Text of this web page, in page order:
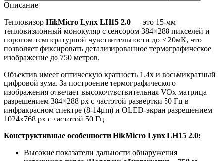
Описание
Тепловизор HikMicro Lynx LH15 2.0 — это 15-мм
тепловизионный монокуляр с сенсором 384×288 пикселей и
порогом температурной чувствительности до ≤ 20мК, что
позволяет фиксировать детализированное термографическое
изображение до 750 метров.
Объектив имеет оптическую кратность 1.4х и восьмикратный
цифровой зума. За построение термографического
изображения отвечает высокочувствительная VOx матрица
разрешением 384×288 px с частотой развертки 50 Гц в
инфракрасном спектре (8-14μm) и OLED-экран разрешением
1024x768 px с частотой 50 Гц.
Конструктивные особенности HikMicro Lynx LH15 2.0:
Высокие показатели дальности обнаружения